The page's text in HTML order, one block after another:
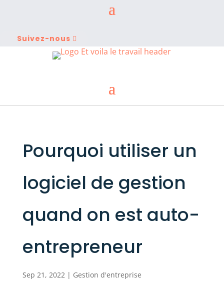
Suivez-nous
Pourquoi utiliser un
logiciel de gestion
quand on est auto-
entrepreneur
Sep 21, 2022| Gestion d'entreprise